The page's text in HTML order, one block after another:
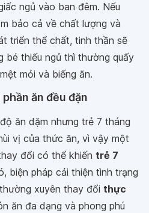
ngủ vào ban đêm. Nếu
bảo cả về chất lượng và
triển thể chất, tinh thần sẽ
bé thiếu ngủ thì thường quấy
mỏi và biếng ăn.
ăn đều đặn
ăn dặm nhưng trẻ 7 tháng
vị của thức ăn, vì vậy một
đổi có thể khiến trẻ 7
biện pháp cải thiện tình trạng
xuyên thay đổi thực
ăn đa dạng và phong phú